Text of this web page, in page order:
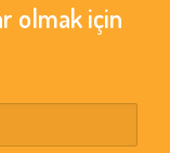
olmak için